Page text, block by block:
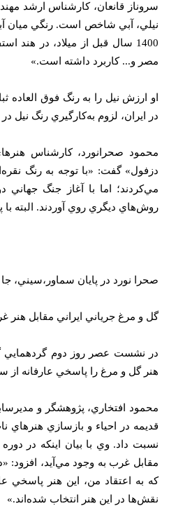
سروناز قانعان، كارشناس ارشد
نيلي، آبي شاخص است. رنگي ميان
1400 سال قبل از ميلاد، در هند
مصر و... كاربرد داشته است.»
او ارزش نيل را به رنگ فوق العاده
در ايران، لزوم به‌كارگيري رنگ نيل
محمود صحرانورد، كارشناس
دزفول» گفت: «با توجه به رنگ
مي‌كردند؛ اما با آغاز جنگ
روش‌هاي ديگري روي آوردند. البته با
صحرا نورد در پايان سماور،‌سيني،
گل و مرغ جرياني ايراني مقابل هنر
در نشست عصر روز دوم گردهمايي
هنر گل و مرغ را پاسخي عارفانه از
محمود افتخاري، پژوهشگر و
قديمه در احياء و بازسازي هنرهاي
نسبت داد. وي با بيان اينكه در
مقابل غرب به وجود مي‌آيد، افزود:‌
كه به اعتقاد من، اين هنر پاسخي
نقش‌ها در اين هنر انتخاب شده‌اند.»